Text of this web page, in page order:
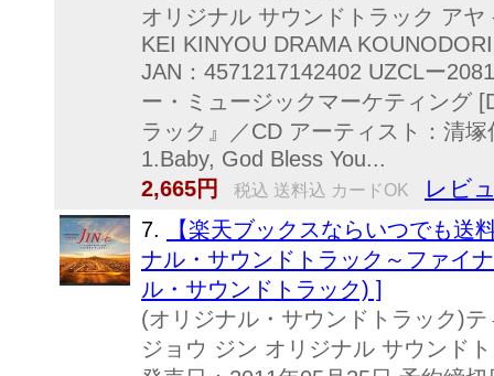
オリジナル サウンドトラック ア
KEI KINYOU DRAMA
JAN：4571217142402 UZCLー
ー・ミュージックマーケティング
ラック』／CD アーティスト：清
1.Baby, God Bless You...
2,665円
税込 送料込 カードOK レビ
7.
【楽天ブックスならいつでも送
ナル・サウンドトラック～ファイ
ル・サウンドトラック) ]
(オリジナル・サウンドトラック)
ジョウ ジン オリジナル サウンド